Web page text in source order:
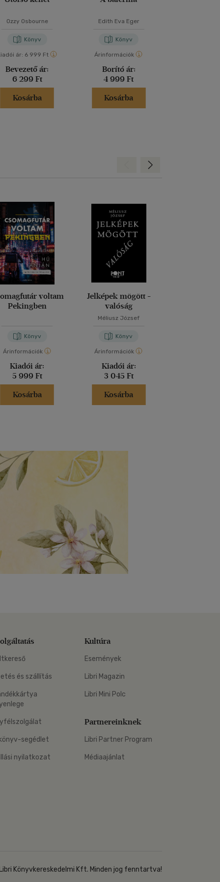
Ozzy Osbourne
Könyv
ár: 6 999 Ft
Bevezető ár:
6 299 Ft
Kosárba
Edith Eva Eger
Könyv
Árinformációk
Borító ár:
4 999 Ft
Kosárba
voltam
Pekingben
Könyv
Árinformációk
Kiadói ár:
5 999 Ft
Kosárba
Jelképek mögött -
valóság
Méliusz József
Könyv
Árinformációk
Kiadói ár:
3 045 Ft
Kosárba
Előre
és szállítás
segédlet
nyilatkozat
Kultúra
Események
Libri Magazin
Libri Mini Polc
Partnereinknek
Libri Partner Program
Médiaajánlat
Könyvkereskedelmi Kft. Minden jog fenntartva!